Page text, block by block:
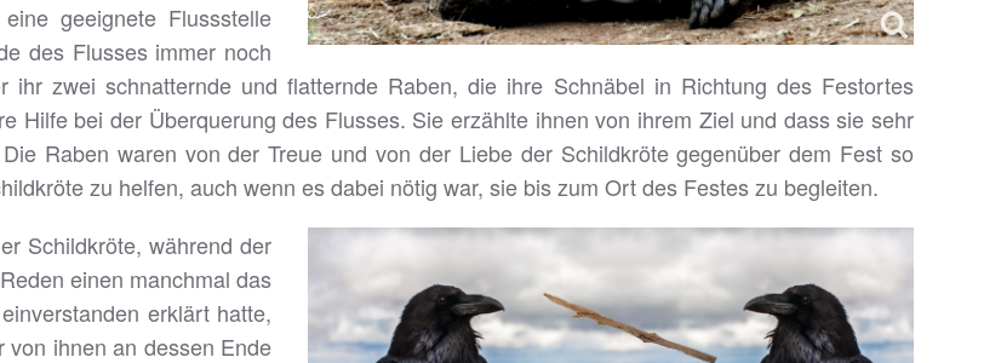
geeignete Flussstelle
des Flusses immer noch
ihr zwei schnatternde und flatternde Raben, die ihre Schnäbel in Richtung des Festortes
Hilfe bei der Überquerung des Flusses. Sie erzählte ihnen von ihrem Ziel und dass sie sehr
Raben waren von der Treue und von der Liebe der Schildkröte gegenüber dem Fest so
zu helfen, auch wenn es dabei nötig war, sie bis zum Ort des Festes zu begleiten.
Schildkröte, während der
einen manchmal das
erklärt hatte,
ihnen an dessen Ende